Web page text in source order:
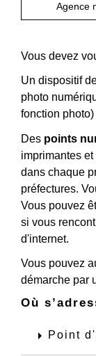
Agence
Vous devez
Un dispositif
photo
fonction
Des points
imprimantes
dans chaque
préfectures.
Vous pouvez
si vous
d'internet.
Vous pouvez
démarche par
Où
arrow_right Point